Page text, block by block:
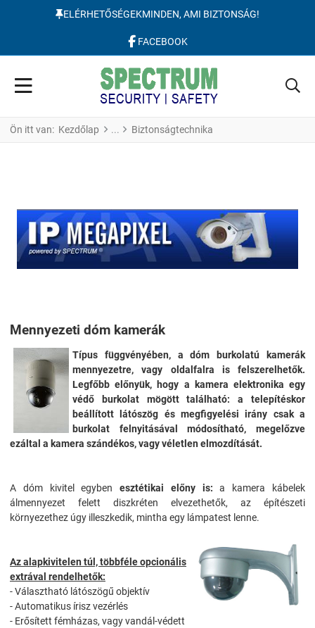
ELÉRHETŐSÉGEKMINDEN, AMI BIZTONSÁG!
FACEBOOK
Ön itt van: Kezdőlap Biztonságtechnika
Mennyezeti dóm kamerák
Típus függvényében, a dóm burkolatú kamerák
mennyezetre, vagy oldalfalra is felszerelhetők.
Legfőbb előnyük, hogy a kamera elektronika egy
védő burkolat mögött található: a telepítéskor
beállított látószög és megfigyelési irány csak a
burkolat felnyitásával módosítható, megelőzve
ezáltal a kamera szándékos, vagy véletlen elmozdítását.
A dóm kivitel egybenesztétikai előny is: a kamera kábelek
álmennyezet felett diszkréten elvezethetők, az építészeti
környezethez úgy illeszkedik, mintha egy lámpatest lenne.
Az alapkivitelen túl, többféle opcionális
extrával rendelhetők:
- Választható látószögű objektív
- Automatikus írisz vezérlés
- Erősített fémházas, vagy vandál-védett